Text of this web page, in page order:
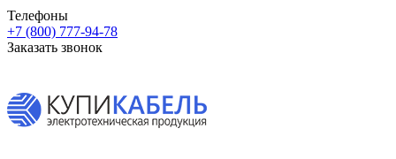
Телефоны
+7 (800) 777-94-78
Заказать звонок